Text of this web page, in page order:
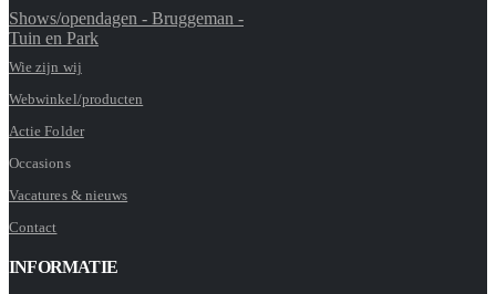
Shows/opendagen - Bruggeman -
Tuin en Park
Wie zijn wij
Webwinkel/producten
Actie Folder
Occasions
Vacatures & nieuws
Contact
INFORMATIE